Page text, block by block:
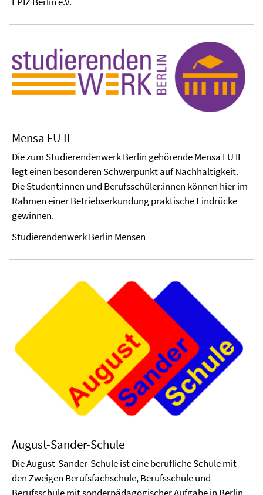
Mensa FU II
Die zum Studierendenwerk Berlin gehörende Mensa FU II
legt einen besonderen Schwerpunkt auf Nachhaltigkeit.
Die Student:innen und Berufsschüler:innen können hier im
Rahmen einer Betriebserkundung praktische Eindrücke
gewinnen.
Studierendenwerk Berlin Mensen
August-Sander-Schule
Die August-Sander-Schule ist eine berufliche Schule mit
den Zweigen Berufsfachschule, Berufsschule und